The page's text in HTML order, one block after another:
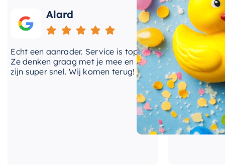
Met het Solidround Vrijstaand Bad van Ideavit
de perfecte aanvulling op uw badkamer en biedt de
Alard
een aanrader. Service is top!
denken graag met je mee en
super snel. Wij komen terug!
Roos
Onlangs heb ik
kranen van
BadenVloer. Ik
prijzen
bood de laagste
waren op korte
en zijn van zeer